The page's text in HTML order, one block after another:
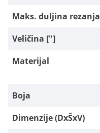
Maks. duljina rezanja
Veličina ["]
Materijal
Boja
Dimenzije (DxŠxV)